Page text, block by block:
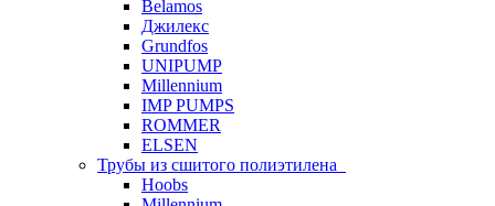
Belamos
Джилекс
Grundfos
UNIPUMP
Millennium
IMP PUMPS
ROMMER
ELSEN
Трубы из сшитого полиэтилена
Hoobs